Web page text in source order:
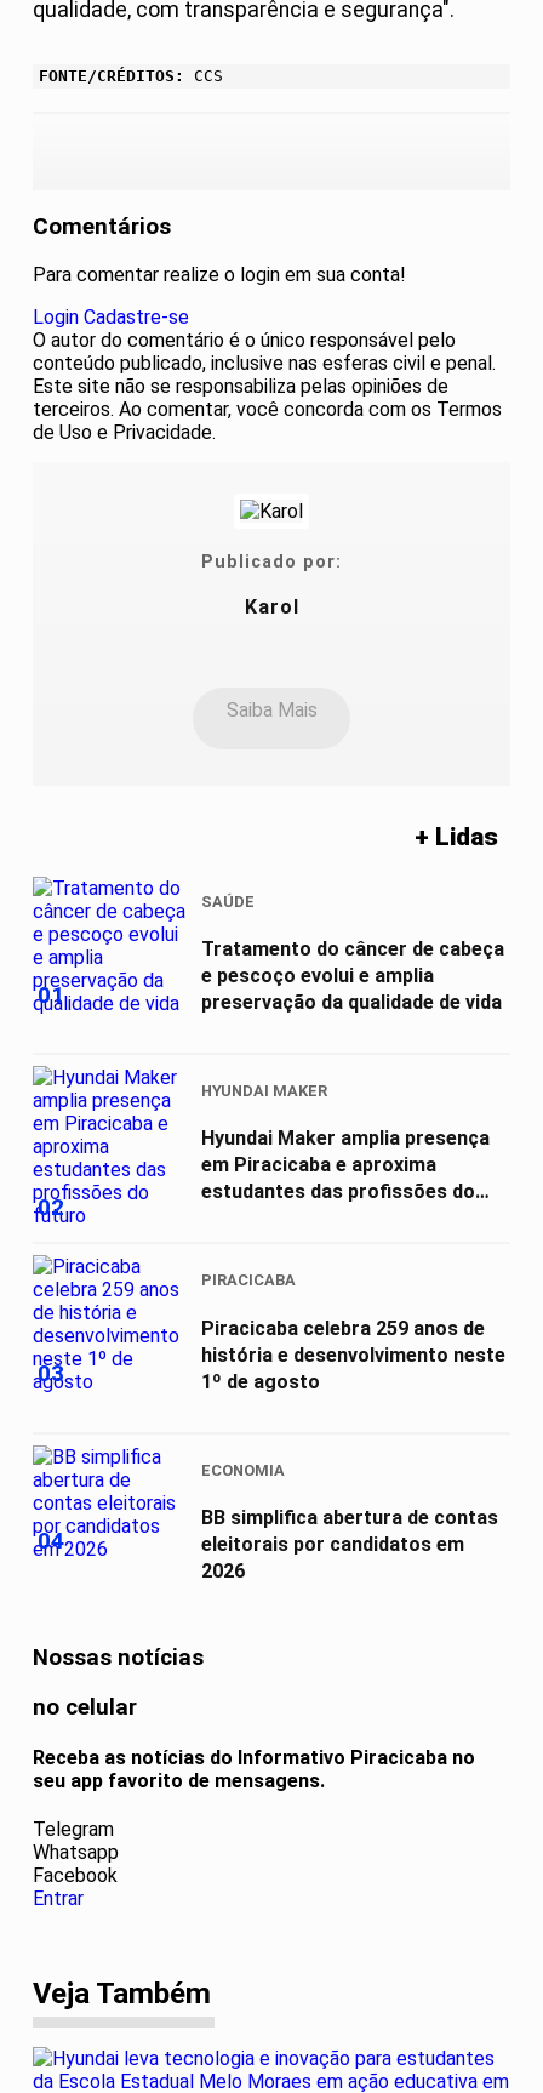
qualidade, com transparência e segurança".
FONTE/CRÉDITOS: CCS
Comentários
Para comentar realize o login em sua conta!
Login Cadastre-se
O autor do comentário é o único responsável pelo
conteúdo publicado, inclusive nas esferas civil e penal.
Este site não se responsabiliza pelas opiniões de
terceiros. Ao comentar, você concorda com os Termos
de Uso e Privacidade.
Publicado por:
Karol
Saiba Mais
+ Lidas
01
SAÚDE
Tratamento do câncer de cabeça
e pescoço evolui e amplia
preservação da qualidade de vida
02
HYUNDAI MAKER
Hyundai Maker amplia presença
em Piracicaba e aproxima
estudantes das profissões do
03
PIRACICABA
Piracicaba celebra 259 anos de
história e desenvolvimento neste
1º de agosto
04
ECONOMIA
BB simplifica abertura de contas
eleitorais por candidatos em
2026
Nossas notícias
no celular
Receba as notícias do Informativo Piracicaba no
seu app favorito de mensagens.
Telegram
Whatsapp
Facebook
Entrar
Veja Também